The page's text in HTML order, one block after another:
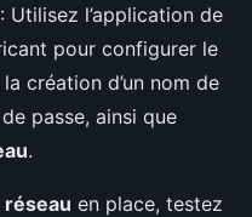
: Utilisez l’application de
pour configurer le
création d’un nom de
passe, ainsi que
.
réseau en place, testez